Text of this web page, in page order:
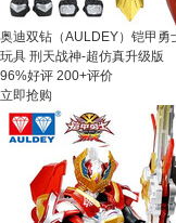
奥迪双钻（AULDEY）铠甲
玩具 刑天战神-超仿真升级版
96%好评 200+评价
立即抢购